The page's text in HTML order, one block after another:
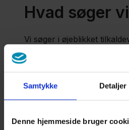
Samtykke Detaljer
Denne hjemmeside bruger
Hvad søger
​Vi søger i øjeblikket
og weekendvagter.
Send os en ansøgning